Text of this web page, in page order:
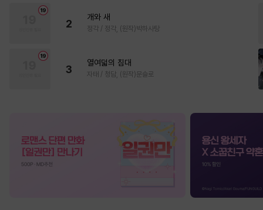
2
개와 새
정각 / 정각, (원작)박하사탕
3
열여덟의 침대
자태 / 청담, (원작)문슬로